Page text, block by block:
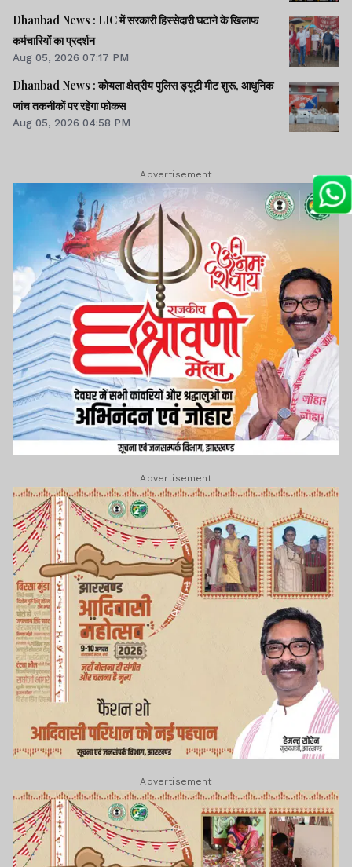
Dhanbad News : LIC में सरकारी हिस्सेदारी घटाने के खिलाफ
कर्मचारियों का प्रदर्शन
Aug 05, 2026 07:17 PM
Dhanbad News : कोयला क्षेत्रीय पुलिस ड्यूटी मीट शुरू, आधुनिक
जांच तकनीकों पर रहेगा फोकस
Aug 05, 2026 04:58 PM
Advertisement
Advertisement
Advertisement